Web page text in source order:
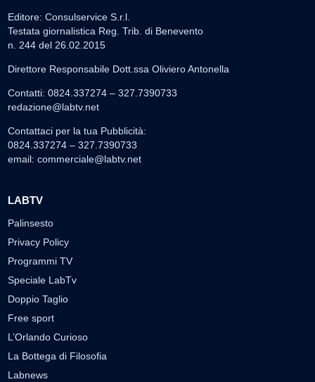
Editore: Consulservice S.r.l.
Testata giornalistica Reg. Trib. di Benevento
n. 244 del 26.02.2015
Direttore Responsabile Dott.ssa Oliviero Antonella
Contatti: 0824.337274 – 327.7390733
redazione@labtv.net
Contattaci per la tua Pubblicità:
0824.337274 – 327.7390733
email: commerciale@labtv.net
LABTV
Palinsesto
Privacy Policy
Programmi TV
Speciale LabTv
Doppio Taglio
Free sport
L’Orlando Curioso
La Bottega di Filosofia
Labnews